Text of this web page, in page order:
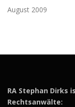
August 2009
RA Stephan Dirks
Rechtsanwälte: